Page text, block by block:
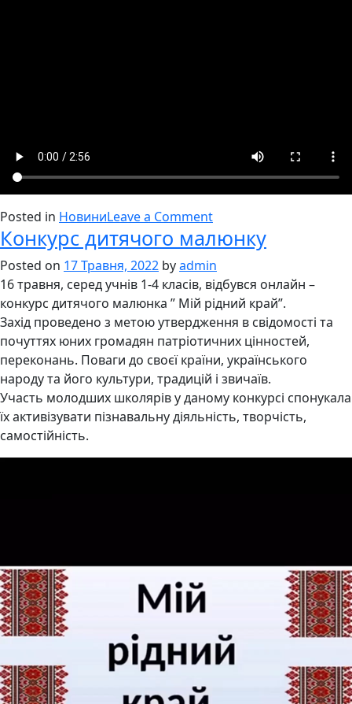
Posted in НовиниLeave a Commenton
Гурт
“Веселка”
Конкурс дитячого малюнку
Posted on 17 Травня, 2022 byadmin
16 травня, серед учнів 1-4 класів, відбувся онлайн –
конкурс дитячого малюнка ” Мій рідний край”.
Захід проведено з метою утвердження в свідомості та
почуттях юних громадян патріотичних цінностей,
переконань. Поваги до своєї країни, українського
народу та його культури, традицій і звичаїв.
Участь молодших школярів у даному конкурсі спонукала
їх активізувати пізнавальну діяльність, творчість,
самостійність.